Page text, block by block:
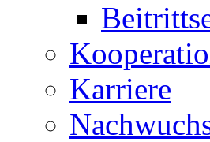
Karriere